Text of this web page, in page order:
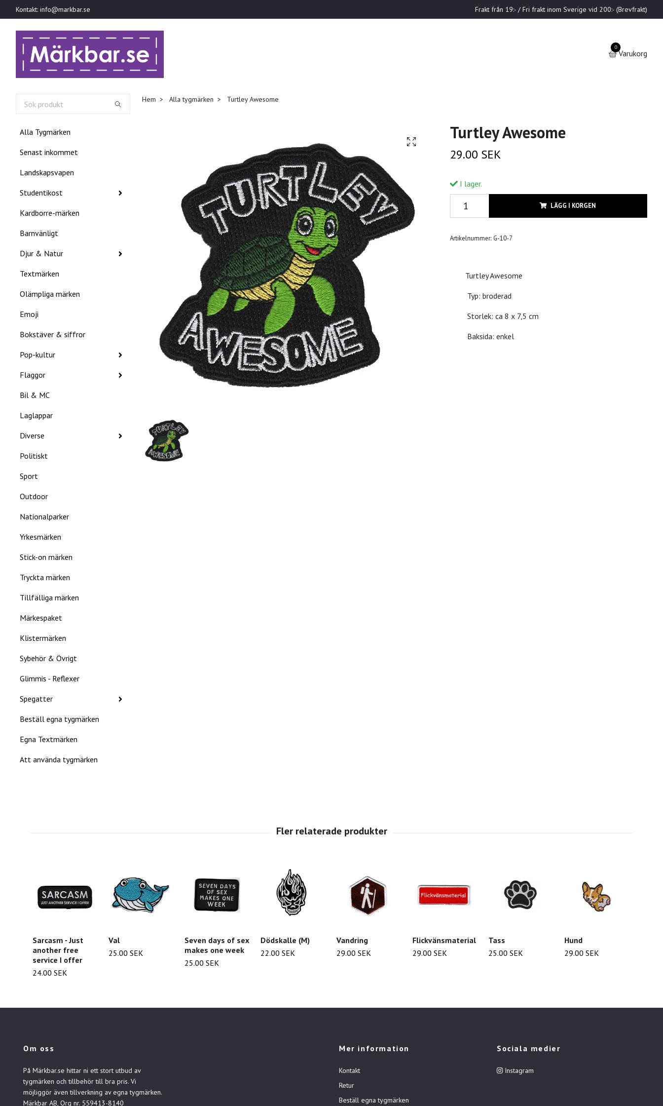
Kontakt: info@markbar.se Frakt från 19:- / Fri frakt inom Sverige vid 200:- (Brevfrakt)
0
Varukorg
Alla Tygmärken
Senast inkommet
Landskapsvapen
Studentikost
Kardborre-märken
Barnvänligt
Djur & Natur
Textmärken
Olämpliga märken
Emoji
Bokstäver & siffror
Pop-kultur
Flaggor
Bil & MC
Laglappar
Diverse
Politiskt
Sport
Outdoor
Nationalparker
Yrkesmärken
Stick-on märken
Tryckta märken
Tillfälliga märken
Märkespaket
Klistermärken
Sybehör & Övrigt
Glimmis - Reflexer
Spegatter
Beställ egna tygmärken
Egna Textmärken
Att använda tygmärken
Hem Alla tygmärken Turtley Awesome
Turtley Awesome
29.00 SEK
I lager.
LÄGG I KORGEN
Artikelnummer: G-10-7
Turtley Awesome
Typ: broderad
Storlek: ca 8 x 7,5 cm
Baksida: enkel
Sarcasm - Just
another free
service I offer
24.00 SEK
Val
25.00 SEK
Seven days of sex
makes one week
25.00 SEK
Dödskalle (M)
22.00 SEK
Vandring
29.00 SEK
Flickvänsmaterial
29.00 SEK
Tass
25.00 SEK
Hund
29.00 SEK
Om oss
På Märkbar.se hittar ni ett stort utbud av
tygmärken och tillbehör till bra pris. Vi
möjliggör även tillverkning av egna tygmärken.
Märkbar AB, Org nr. 559413-8140
Mer information
Kontakt
Retur
Beställ egna tygmärken
Sociala medier
Instagram